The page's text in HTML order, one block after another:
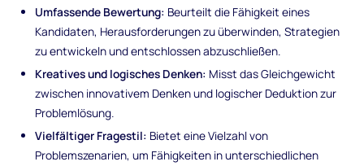
Umfassende Bewertung: Beurteilt die Fähigkeit eines
Kandidaten, Herausforderungen zu überwinden, Strategien
zu entwickeln und entschlossen abzuschließen.
Kreatives und logisches Denken: Misst das Gleichgewicht
zwischen innovativem Denken und logischer Deduktion zur
Problemlösung.
Vielfältiger Fragestil: Bietet eine Vielzahl von
Problemszenarien, um Fähigkeiten in unterschiedlichen